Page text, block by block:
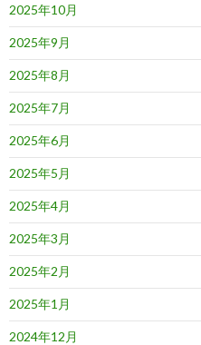
2025年10月
2025年9月
2025年8月
2025年7月
2025年6月
2025年5月
2025年4月
2025年3月
2025年2月
2025年1月
2024年12月